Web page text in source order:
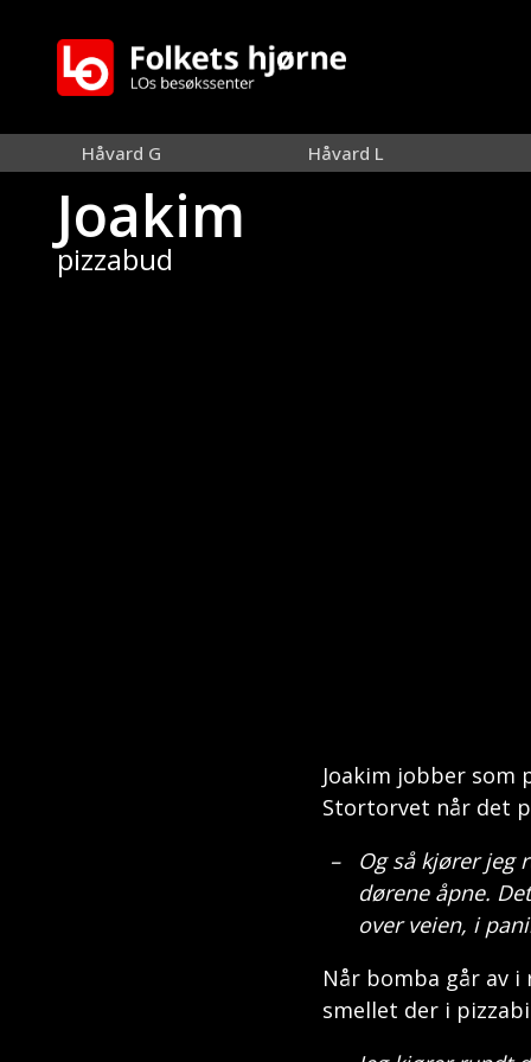
Håvard G Håvard L
Joakim
pizzabud
Joakim jobber som
Stortorvet når det
Og så kjører jeg
dørene åpne.
over veien, i
Når bomba går av
smellet der i